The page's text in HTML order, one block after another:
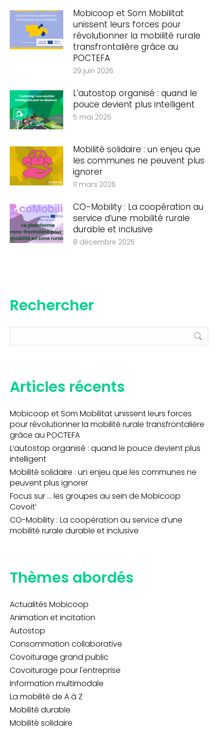
Mobicoop et Som Mobilitat
unissent leurs forces pour
révolutionner la mobilité rurale
transfrontalière grâce au
POCTEFA
29 juin 2026
L’autostop organisé : quand le
pouce devient plus intelligent
5 mai 2026
Mobilité solidaire : un enjeu que
les communes ne peuvent plus
ignorer
11 mars 2026
CO-Mobility : La coopération au
service d’une mobilité rurale
durable et inclusive
8 décembre 2025
Rechercher
:
Articles récents
Mobicoop et Som Mobilitat unissent leurs forces
pour révolutionner la mobilité rurale transfrontalière
grâce au POCTEFA
L’autostop organisé : quand le pouce devient plus
intelligent
Mobilité solidaire : un enjeu que les communes ne
peuvent plus ignorer
Focus sur … les groupes au sein de Mobicoop
Covoit’
CO-Mobility : La coopération au service d’une
mobilité rurale durable et inclusive
Thèmes abordés
Actualités Mobicoop
Animation et incitation
Autostop
Consommation collaborative
Covoiturage grand public
Covoiturage pour l'entreprise
Information multimodale
La mobilité de A à Z
Mobilité durable
Mobilité solidaire